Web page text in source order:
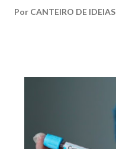
Por CANTEIRO DE IDEIAS